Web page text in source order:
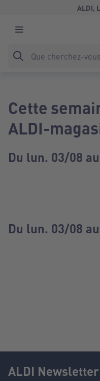
ALDI,
Cette
ALDI-
Du lun. 03/08
Du lun. 03/08
ALDI Newsletter